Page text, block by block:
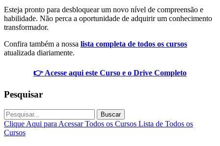
Esteja pronto para desbloquear um novo nível de compreensão e
habilidade. Não perca a oportunidade de adquirir um conhecimento
transformador.
Confira também a nossa lista completa de todos os cursos
atualizada diariamente.
👉 Acesse aqui este Curso e o Drive Completo
Pesquisar
Buscar
Clique Aqui para Acessar Todos os Cursos Lista de Todos os
Cursos